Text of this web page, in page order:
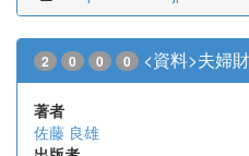
2 0 0 0 <資料>夫婦
著者
佐藤 良雄